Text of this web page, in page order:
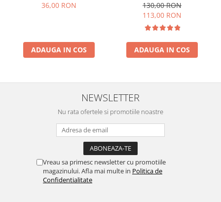
36,00 RON
ADAUGA IN COS
130,00 RON
113,00 RON
ADAUGA IN COS
NEWSLETTER
Nu rata ofertele si promotiile noastre
Vreau sa primesc newsletter cu promotiile
magazinului. Afla mai multe in Politica de
Confidentialitate